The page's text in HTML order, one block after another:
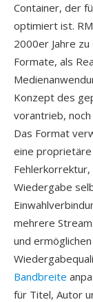
Container, der
optimiert ist.
2000er Jahre
Formate, als
Konzept des
vorantrieb,
Das Format
eine
Wiedergabe
mehrere
und
Bandbreite
für Titel, Autor